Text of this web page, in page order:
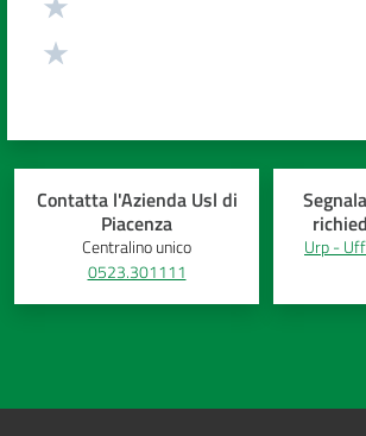
Contatta l'Azienda Usl di
Piacenza
Centralino unico
0523.301111
Urp -